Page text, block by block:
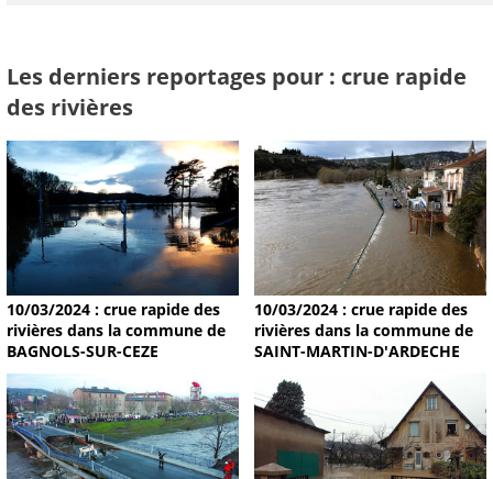
Les derniers reportages pour : crue rapide
des rivières
10/03/2024 : crue rapide des
rivières dans la commune de
BAGNOLS-SUR-CEZE
10/03/2024 : crue rapide des
rivières dans la commune de
SAINT-MARTIN-D'ARDECHE